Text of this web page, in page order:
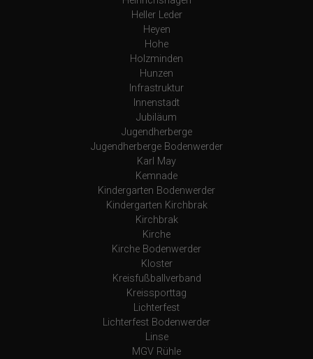
Heller Leder
Heyen
Hohe
Holzminden
Hunzen
Infrastruktur
Innenstadt
Jubiläum
Jugendherberge
Jugendherberge Bodenwerder
Karl May
Kemnade
Kindergarten Bodenwerder
Kindergarten Kirchbrak
Kirchbrak
Kirche
Kirche Bodenwerder
Kloster
Kreisfußballverband
Kreissporttag
Lichterfest
Lichterfest Bodenwerder
Linse
MGV Rühle